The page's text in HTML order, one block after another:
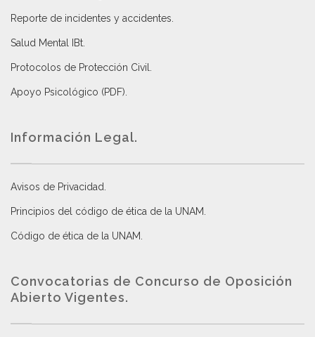
Reporte de incidentes y accidentes
Salud Mental IBt
Protocolos de Protección Civil
Apoyo Psicológico (PDF)
Información Legal.
Avisos de Privacidad
Principios del código de ética de la UNAM
Código de ética de la UNAM
Convocatorias de Concurso de Oposición
Abierto Vigentes.